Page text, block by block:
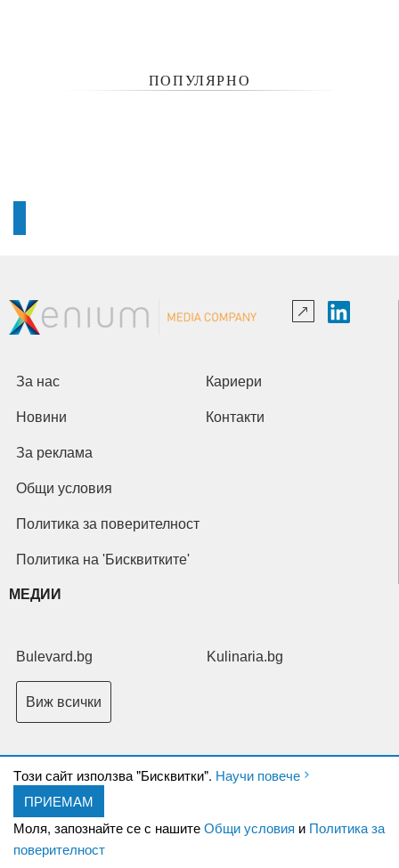
ПОПУЛЯРНО
Tози сайт използва "Бисквитки". Научи повече
ПРИЕМАМ
Моля, запознайте се с нашитеОбщи условия и Политика за
поверителност
За нас Кариери
Новини Контакти
За реклама
Общи условия
Политика за поверителност
Политика на 'Бисквитките'
МЕДИИ
Bulevard.bg Kulinaria.bg
Виж всички
Copyright © 2026 Ксениум ООД. Всички права запазени.
XeniumCompany.com